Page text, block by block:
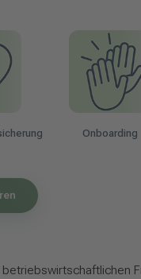
Onboarding